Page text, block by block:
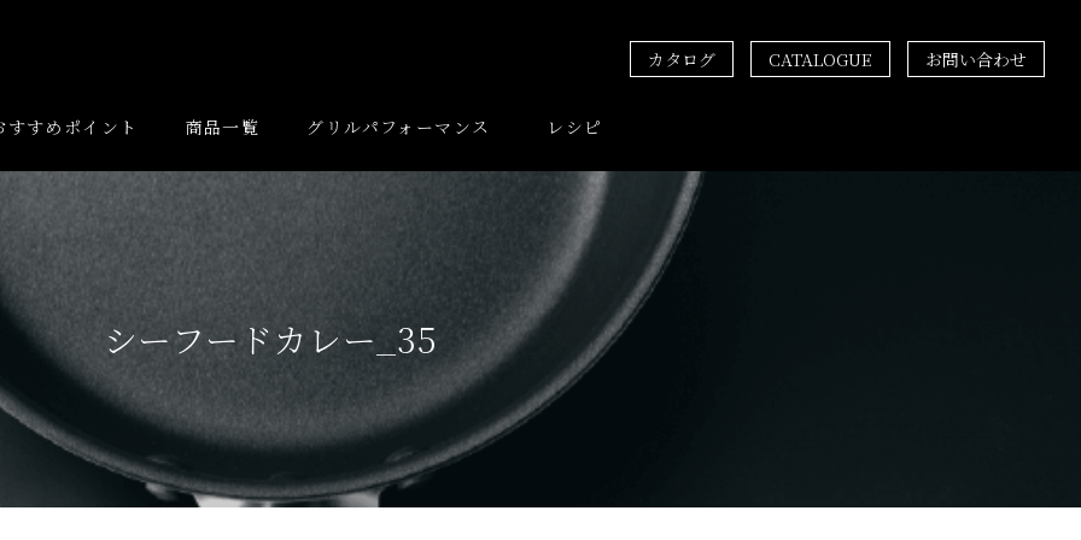
カタログ CATALOGUE お問い合わせ
すめポイント 商品一覧 グリルパフォーマンス レシピ
シーフードカレー_35